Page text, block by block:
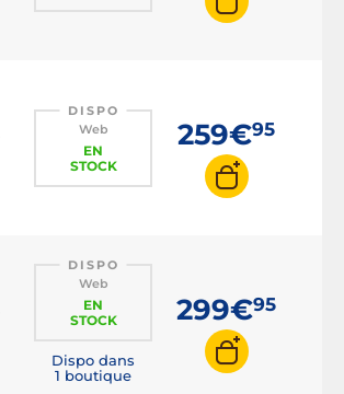
DISPO
Web
EN
STOCK
259€95
DISPO
Web
EN
STOCK
Dispo dans
1 boutique
299€95